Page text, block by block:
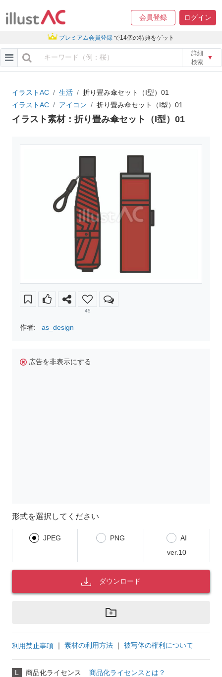
会員登録 ログイン
プレミアム会員登録 で14個の特典をゲット
詳細
検索
▼
イラストAC 生活
折り畳み傘セット（I型）01
イラストAC
アイコン 折り畳み傘セット（I型）01
イラスト素材：折り畳み傘セット（I型）01
45
作者: as_design
広告を非表示にする
形式を選択してください
JPEG PNG
AI
ver.10
ダウンロード
利用禁止事項 ｜ 素材の利用方法 ｜ 被写体の権利について
L 商品化ライセンス 商品化ライセンスとは？